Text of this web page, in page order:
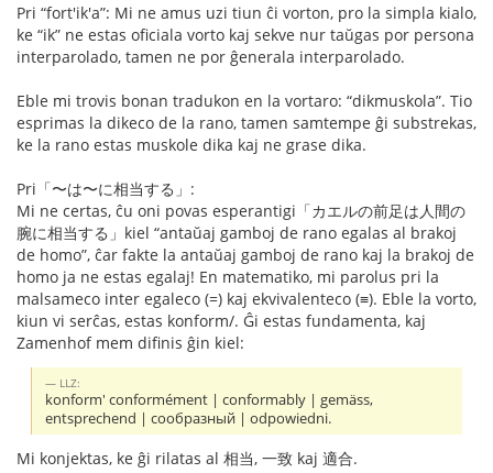
Pri “fort'ik'a”: Mi ne amus uzi tiun ĉi vorton, pro la simpla kialo,
ke “ik” ne estas oficiala vorto kaj sekve nur taŭgas por persona
interparolado, tamen ne por ĝenerala interparolado.
Eble mi trovis bonan tradukon en la vortaro: “dikmuskola”. Tio
esprimas la dikeco de la rano, tamen samtempe ĝi substrekas,
ke la rano estas muskole dika kaj ne grase dika.
Pri「〜は〜に相当する」:
Mi ne certas, ĉu oni povas esperantigi「カエルの前足は人間の
腕に相当する」kiel “antaŭaj gamboj de rano egalas al brakoj
de homo”, ĉar fakte la antaŭaj gamboj de rano kaj la brakoj de
homo ja ne estas egalaj! En matematiko, mi parolus pri la
malsameco inter egaleco (=) kaj ekvivalenteco (≡). Eble la vorto,
kiun vi serĉas, estas konform/. Ĝi estas fundamenta, kaj
Zamenhof mem difinis ĝin kiel:
LLZ:
konform' conformément | conformably | gemäss,
entsprechend | сообразный | odpowiedni.
Mi konjektas, ke ĝi rilatas al 相当, 一致 kaj 適合.